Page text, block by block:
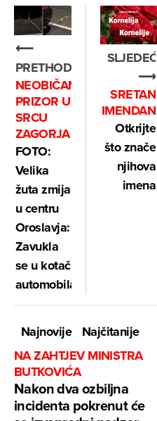
⟵
PRETHODNO
NEOBIČAN
PRIZOR U
SRCU
ZAGORJA
FOTO:
Velika
žuta zmija
u centru
Oroslavja:
Zavukla
se u kotač
automobila!
SLJEDEĆE
⟶
SRETAN
IMENDAN
Otkrijte
što znače
njihova
imena
Najnovije
Najčitanije
NA ZAHTJEV MINISTRA
BUTKOVIĆA
Nakon dva ozbiljna
incidenta pokrenut će